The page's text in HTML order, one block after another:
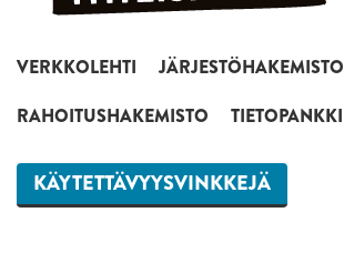
VERKKOLEHTI
JÄRJESTÖHAKEMISTO
RAHOITUSHAKEMISTO
TIETOPANKKI
KÄYTETTÄVYYSVINKKEJÄ